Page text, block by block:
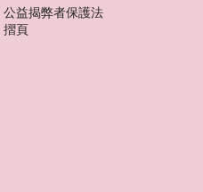
公益揭弊者保護法
摺頁